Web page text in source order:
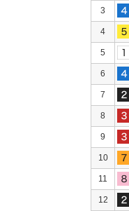
3
4
5
6
7
8
9
10
11
12